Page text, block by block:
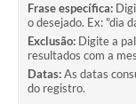
Ouvidoria
e-SIC
Tributação
Frase específica:
o desejado. Ex: "dia
Exclusão: Digite a
resultados com a
Datas:As datas
do registro.